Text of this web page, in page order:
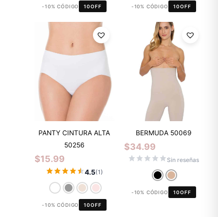
-10% CÓDIGO 10OFF -10% CÓDIGO 10OFF
PANTY CINTURA ALTA
50256
$15.99
4.5(1)
-10% CÓDIGO 10OFF
BERMUDA 50069
$34.99
Sin reseñas
-10% CÓDIGO 10OFF